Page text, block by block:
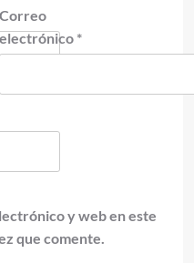
Correo
electrónico *
y web en este
que comente.